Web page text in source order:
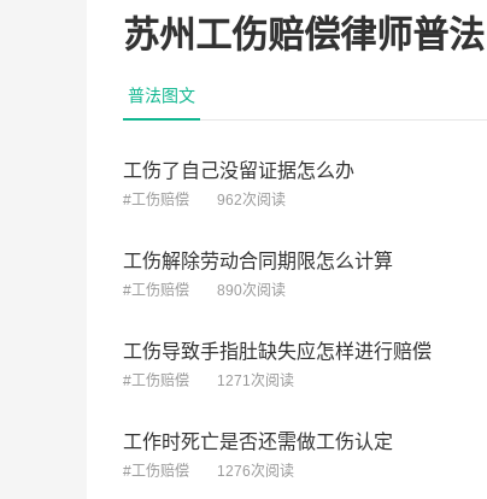
苏州工伤赔偿律师普法
普法图文
工伤了自己没留证据怎么办
#工伤赔偿 962次阅读
工伤解除劳动合同期限怎么计算
#工伤赔偿 890次阅读
工伤导致手指肚缺失应怎样进行赔偿
#工伤赔偿 1271次阅读
工作时死亡是否还需做工伤认定
#工伤赔偿 1276次阅读
[律师回复] 工伤四肢大关节肌腱及韧带撕裂伤术后遗留轻度功能障碍,中的及是和还是或者
3.3w 浏览
朱继柱律师